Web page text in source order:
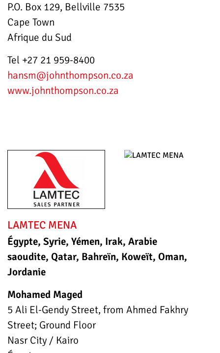
P.O. Box 129, Bellville 7535
Cape Town
Afrique du Sud
Tel +27 21 959-8400
hansm@johnthompson.co.za
www.johnthompson.co.za
LAMTEC MENA
Égypte, Syrie, Yémen, Irak, Arabie
saoudite, Qatar, Bahreïn, Koweït, Oman,
Jordanie
Mohamed Maged
5 Ali El-Gendy Street, from Ahmed Fakhry
Street; Ground Floor
Nasr City / Kairo